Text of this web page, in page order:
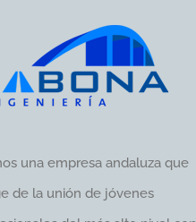
una empresa andaluza que
de la unión de jóvenes